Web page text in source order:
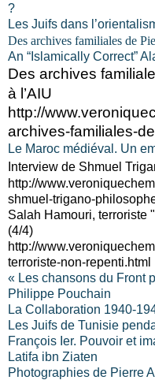
?
Les Juifs dans
Des archives familiales de
An “Islamically Correct”
Des archives
à l’AIU
http://
archives-familiales-
Le Maroc médiéval. Un
Interview de Shmuel
http://
shmuel-trigano-
Salah Hamouri, terroriste
(4/4)
http://
terroriste-non-repenti.html
« Les chansons du Front
Philippe Pouchain
La Collaboration 1940-
Les Juifs de Tunisie
François Ier. Pouvoir et
Latifa ibn Ziaten
Photographies de Pierre